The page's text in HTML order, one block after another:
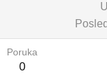
Poruka
0